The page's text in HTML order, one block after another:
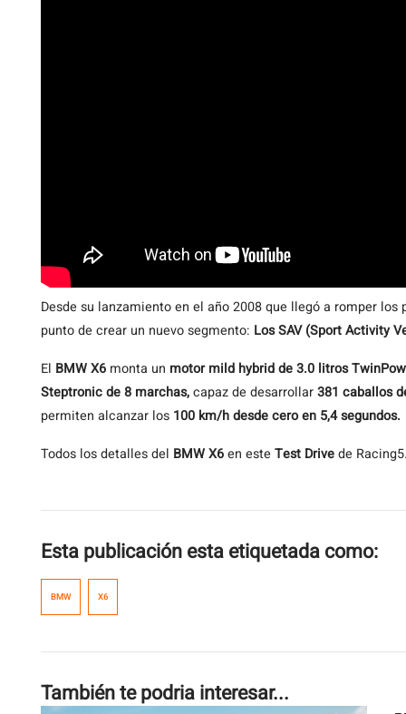
Desde su lanzamiento en el año 2008 que llegó a romper
punto de crear un nuevo segmento: Los SAV (Sport Activity
El BMW X6 monta un motor mild hybrid de 3.0 litros
Steptronic de 8 marchas,capaz de desarrollar381 caballos
permiten alcanzar los 100 km/h desde cero en 5,4 segundos.
Todos los detalles del BMW X6en este Test Drivede
Esta publicación esta etiquetada como:
BMW X6
También te podria interesar...